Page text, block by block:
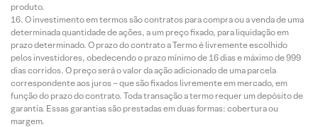
produto.
O investimento em termos são contratos para compra ou a venda de uma
determinada quantidade de ações, a um preço fixado, para liquidação em
prazo determinado. O prazo do contrato a Termo é livremente escolhido
pelos investidores, obedecendo o prazo mínimo de 16 dias e máximo de 999
dias corridos. O preço será o valor da ação adicionado de uma parcela
correspondente aos juros – que são fixados livremente em mercado, em
função do prazo do contrato. Toda transação a termo requer um depósito de
garantia. Essas garantias são prestadas em duas formas: cobertura ou
margem.